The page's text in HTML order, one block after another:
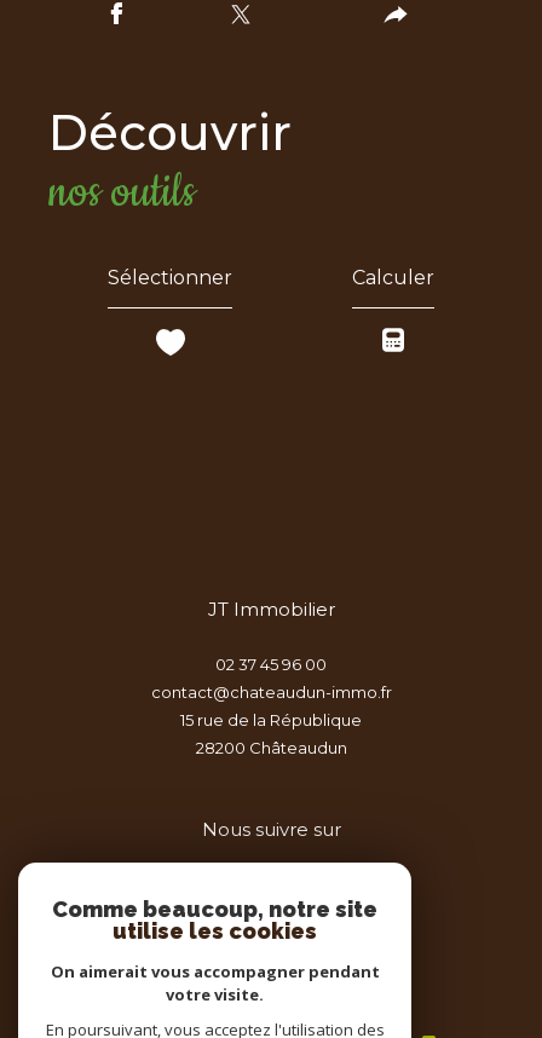
découvrir
nos outils
Sélectionner Calculer
JT Immobilier
02 37 45 96 00
contact@chateaudun-immo.fr
15 rue de la République
28200
châteaudun
Nous suivre sur
Adhérents
Comme beaucoup, notre site
utilise les cookies
On aimerait vous accompagner pendant
votre visite.
En poursuivant, vous acceptez l'utilisation des